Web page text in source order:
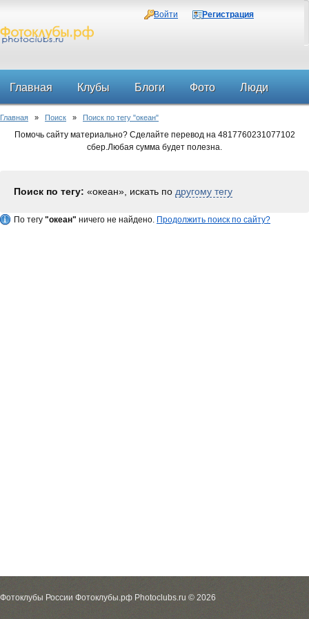
Войти Регистрация
Главная Клубы Блоги Фото Люди
Форум
Главная » Поиск » Поиск по тегу "океан"
Помочь сайту материально? Сделайте перевод на 4817760231077102
сбер.Любая сумма будет полезна.
Поиск по тегу: «океан», искать по другому тегу
По тегу "океан" ничего не найдено. Продолжить поиск по сайту?
Фотоклубы России Фотоклубы.рф Photoclubs.ru © 2026